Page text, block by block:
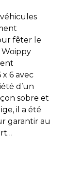
fêter le
6 avec
d’un
sobre et
il a été
garantir au